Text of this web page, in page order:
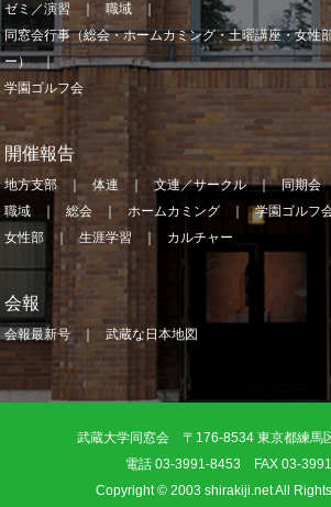
ゼミ／演習
職域
同窓会行事（総会・ホームカミング・土曜講座・女性
ー）
学園ゴルフ会
開催報告
地方支部 体連 文連／サークル 同期会
職域
総会 ホームカミング 学園ゴルフ
女性部
生涯学習 カルチャー
会報
会報最新号 武蔵な日本地図
武蔵大学同窓会 〒176-8534 東京都練馬
電話 03-3991-8453 FAX 03-
Copyright © 2003 shirakiji.net All